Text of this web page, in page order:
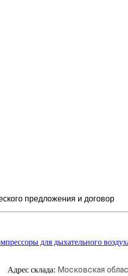
предложения и договор
для дыхательного
Адрес склада: Московская